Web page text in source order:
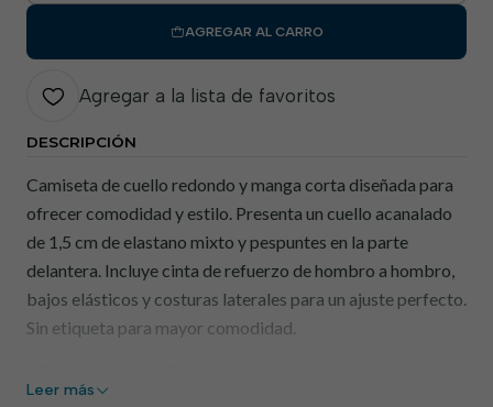
AGREGAR AL CARRO
Agregar a la lista de favoritos
DESCRIPCIÓN
Camiseta de cuello redondo y manga corta diseñada para
ofrecer comodidad y estilo. Presenta un cuello acanalado
de 1,5 cm de elastano mixto y pespuntes en la parte
delantera. Incluye cinta de refuerzo de hombro a hombro,
bajos elásticos y costuras laterales para un ajuste perfecto.
Sin etiqueta para mayor comodidad.
Características principales
Leer más